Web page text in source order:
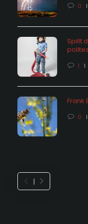
0
Spillt
1
Frank
0